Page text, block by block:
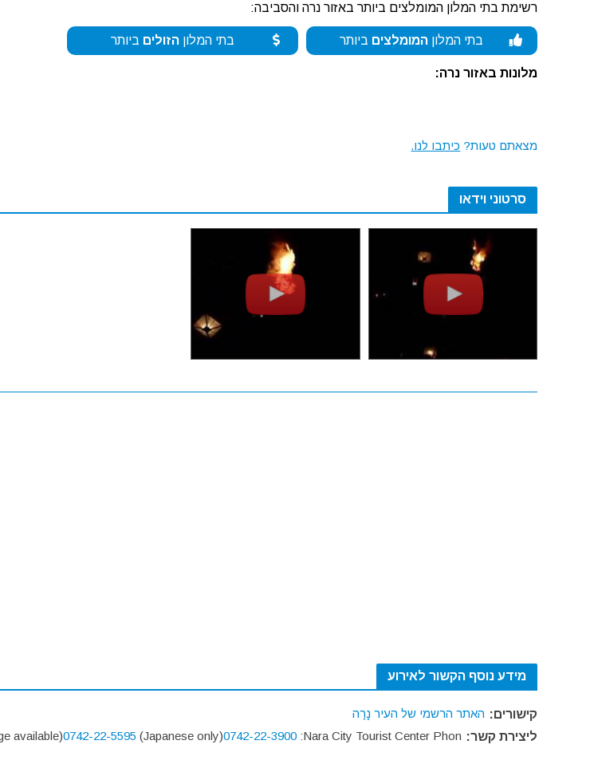
רשימת בתי המלון המומלצים ביותר באזור נרה והסביבה:
בתי המלון המומלצים ביותר בתי המלוןהזולים ביותר
מלונות באזור נרה:
מצאתם טעות? כיתבו לנו.
סרטוני וידאו
מידע נוסף הקשור לאירוע
קישורים: האתר הרשמי של העיר נָרַה
ליצירת קשר: Nara City Tourist Center Phon:
0742-22-3900
(Japanese only)
0742-22-5595
(Foreign language available)